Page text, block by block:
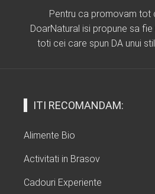
Pentru ca promovam tot
DoarNatural isi propune sa
toti cei care spun DA unui
ITI RECOMANDAM:
Alimente Bio
Activitati in Brasov
Cadouri Experiente